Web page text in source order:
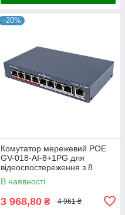
–20%
Комутатор мережевий POE
GV-018-AI-8+1PG для
відеоспостереження з 8
портами 10/100 Mbit та
підтримкою живлення на
В наявності
3 968,80 ₴ 4 961 ₴